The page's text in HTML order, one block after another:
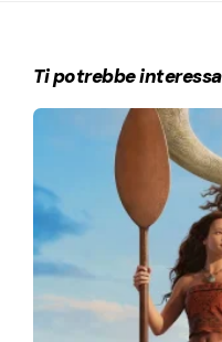
Ti potrebbe